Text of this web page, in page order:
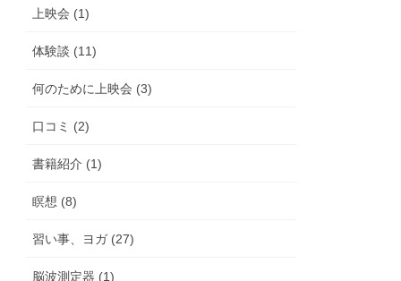
上映会 (1)
体験談 (11)
何のために上映会 (3)
口コミ (2)
書籍紹介 (1)
瞑想 (8)
習い事、ヨガ (27)
脳波測定器 (1)